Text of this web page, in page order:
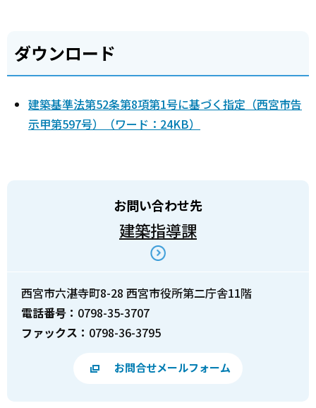
ダウンロード
建築基準法第52条第8項第1号に基づく指定（西宮市告
示甲第597号）（ワード：24KB）
お問い合わせ先
建築指導課
西宮市六湛寺町8-28 西宮市役所第二庁舎11階
電話番号： 0798-35-3707
ファックス： 0798-36-3795
お問合せメールフォーム